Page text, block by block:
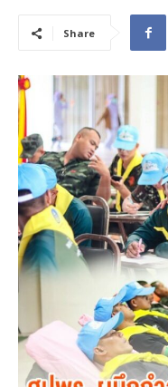
Share